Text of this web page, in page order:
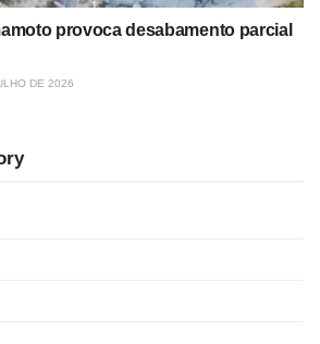
provoca desabamento parcial
DE 2026